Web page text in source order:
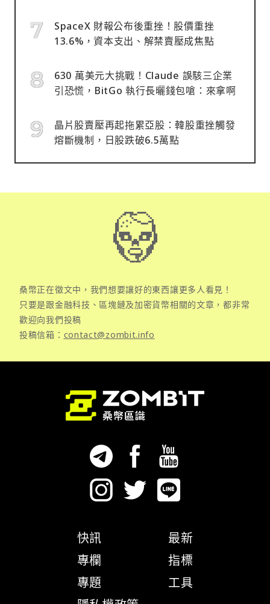
SpaceX 財報公布後重挫！股價重挫
13.6%，資本支出、解禁賣壓成焦點
630 萬美元大挑戰！Claude 誤駭三企業
引恐慌，BitGo 執行長曬錢包嗆：來拿啊
晶片股賣壓再起拖累亞股：韓股重挫觸發
熔斷機制，日股跌破6.5萬點
桑幣正在徵文中，我們想要讓好的東西讓更多人看見！
只要是跟金融科技、區塊鏈及加密貨幣相關的文章，都非常
歡迎向我們投稿
投稿信箱： contact@zombit.info
快訊
專欄
專題
最新
指標
工具